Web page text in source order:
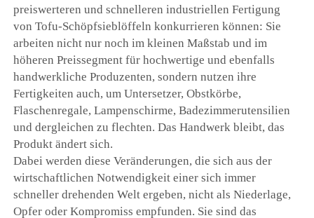
preiswerteren und schnelleren industriellen Fertigung
von Tofu-Schöpfsieblöffeln konkurrieren können: Sie
arbeiten nicht nur noch im kleinen Maßstab und im
höheren Preissegment für hochwertige und ebenfalls
handwerkliche Produzenten, sondern nutzen ihre
Fertigkeiten auch, um Untersetzer, Obstkörbe,
Flaschenregale, Lampenschirme, Badezimmerutensilien
und dergleichen zu flechten. Das Handwerk bleibt, das
Produkt ändert sich.
Dabei werden diese Veränderungen, die sich aus der
wirtschaftlichen Notwendigkeit einer sich immer
schneller drehenden Welt ergeben, nicht als Niederlage,
Opfer oder Kompromiss empfunden. Sie sind das